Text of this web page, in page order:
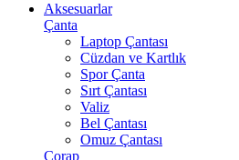
Aksesuarlar
Çanta
Laptop Çantası
Cüzdan ve Kartlık
Spor Çanta
Sırt Çantası
Valiz
Bel Çantası
Omuz Çantası
Çorap